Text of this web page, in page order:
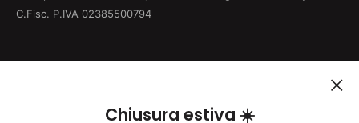
Chiusura estiva ☀️
C.Fisc. P.IVA 02385500794